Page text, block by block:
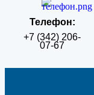
Телефон:
+7 (342) 206-
07-67